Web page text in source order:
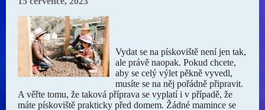
Vydat se na pískoviště není jen tak,
ale právě naopak. Pokud chcete,
aby se celý výlet pěkně vyvedl,
musíte se na něj pořádně připravit.
A věřte tomu, že taková příprava se vyplatí i v případě, že
máte pískoviště prakticky před domem. Žádné mamince se